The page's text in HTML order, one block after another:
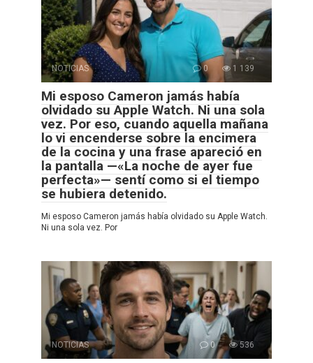
NOTICIAS 0 1 139
Mi esposo Cameron jamás había
olvidado su Apple Watch. Ni una sola
vez. Por eso, cuando aquella mañana
lo vi encenderse sobre la encimera
de la cocina y una frase apareció en
la pantalla —«La noche de ayer fue
perfecta»— sentí como si el tiempo
se hubiera detenido.
Mi esposo Cameron jamás había olvidado su Apple Watch.
Ni una sola vez. Por
NOTICIAS 0 536